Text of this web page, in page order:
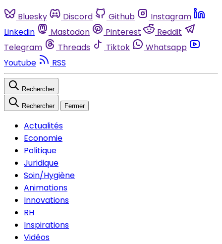
Bluesky Discord Github
Instagram
Linkedin
Mastodon Pinterest
Reddit
Telegram
Threads Tiktok
Whatsapp
Youtube
RSS
Rechercher
Rechercher Fermer
Actualités
Economie
Politique
Juridique
Soin/Hygiène
Animations
Innovations
RH
Inspirations
Vidéos